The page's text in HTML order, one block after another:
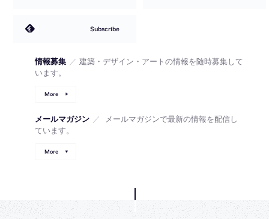
Subscribe
情報募集 ／ 建築・デザイン・アートの情報を随時募集して
います。
More
メールマガジン ／
メールマガジンで最新の情報を配信し
ています。
More